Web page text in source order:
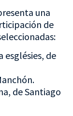
una
de
esglésies, de
de Santiago